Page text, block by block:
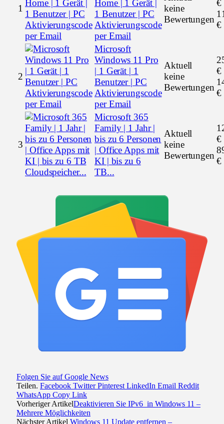
1
Home | 1 Gerät |
1 Benutzer | PC
Aktivierungscode
per Email
keine
Bewertungen
€
€
2
Microsoft
Windows 11 Pro
| 1 Gerät | 1
Benutzer | PC
Aktivierungscode
per Email
Aktuell
keine
Bewertungen
€
€
3
Microsoft 365
Family | 1 Jahr |
bis zu 6 Personen
| Office Apps mit
KI | bis zu 6
TB...
Aktuell
keine
Bewertungen
€
€
Folgen Sie auf Google News
Teilen. Facebook Twitter Pinterest LinkedIn Email Reddit
WhatsApp Copy Link
Vorheriger ArtikelDeaktivieren Sie IPv6 in Windows 11 –
Mehrere Möglichkeiten
Nächster Artikel Windows 11 Update entfernen –